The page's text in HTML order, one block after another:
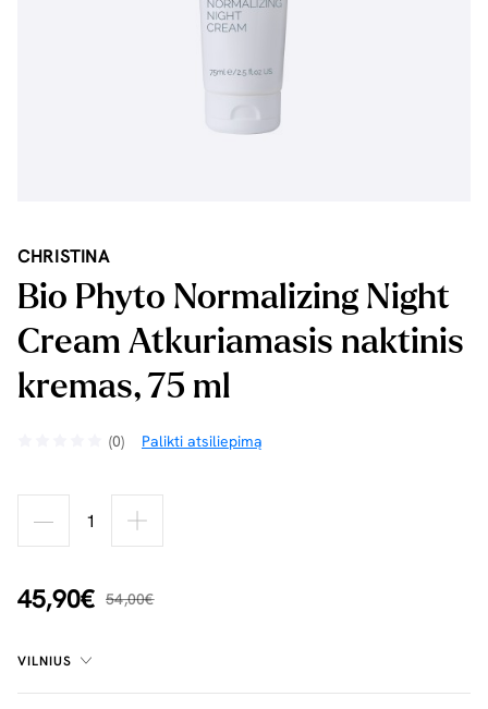
CHRISTINA
Bio Phyto Normalizing Night
Cream Atkuriamasis naktinis
kremas, 75 ml
(0) Palikti atsiliepimą
45,90€ 54,00€
VILNIUS